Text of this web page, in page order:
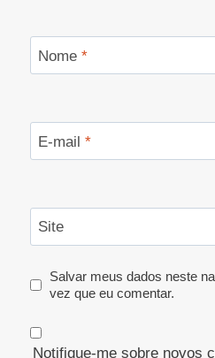
Nome *
E-mail *
Site
Salvar meus dados neste
vez que eu comentar.
Notifique-me sobre novos